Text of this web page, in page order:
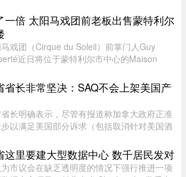
医生指出，近年来急诊医生的工作负担不
，我们再也无法沿用“ ...
一倍 太阳马戏团前老板出售蒙特利尔
戏团（Cirque du Soleil）前掌门人Guy
近日将位于蒙特利尔市中心的Maison
，成交价达9300万元。Groupe Mach董事长
执行官Vincent Chiara昨天周四向 ...
省长非常坚决：SAQ不会上架美国产
长明确表示，尽管有报道称加拿大政府正准
以满足美国部分诉求（包括取消针对美国酒
国产品。根据省长 Christine Fréchette 办公
发表的声明，在 ...
这里要建大型数据中心 数千居民发对
市议会在缺乏透明度的情况下强行推进一项